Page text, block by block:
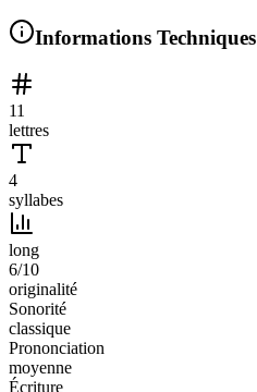
Informations Techniques
11
lettres
4
syllabes
long
6/10
originalité
Sonorité
classique
Prononciation
moyenne
Écriture